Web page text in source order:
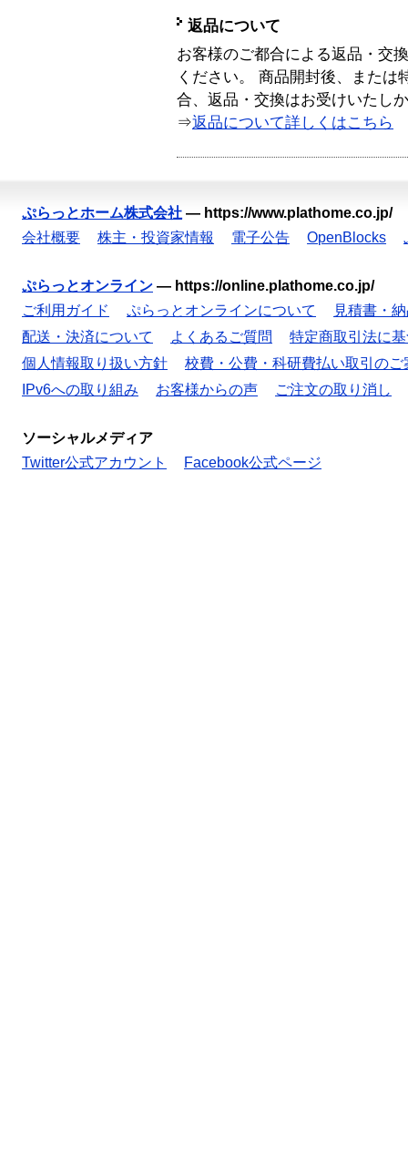
返品について
お客様のご都合による返品・交
ください。 商品開封後、または
合、返品・交換はお受けいたし
⇒返品について詳しくはこちら
ぷらっとホーム株式会社 — https://www.plathome.co.jp/
会社概要
株主・投資家情報 電子公告 OpenBlocks
ぷらっとオンライン — https://online.plathome.co.jp/
ご利用ガイド
ぷらっとオンラインについて
見積書・
配送・決済について
よくあるご質問
特定商取引法に
個人情報取り扱い方針
校費・公費・科研費払い取引のご
IPv6への取り組み
お客様からの声 ご注文の取り消し
ソーシャルメディア
Twitter公式アカウント
Facebook公式ページ